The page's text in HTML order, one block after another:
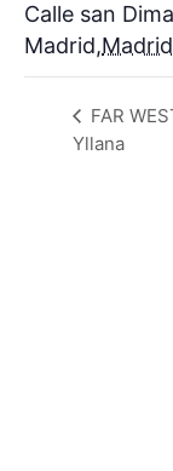
Calle san
Madrid,Madrid
FAR
Yllana